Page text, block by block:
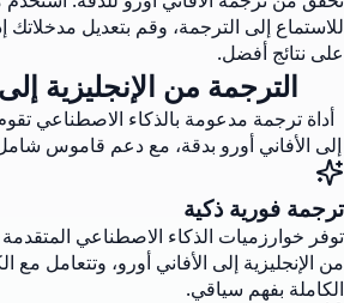
للاستماع إلى الترجمة، وقم بتعديل مدخلاتك
على نتائج أفضل.
الترجمة من الإنجليزية
أداة ترجمة مدعومة بالذكاء الاصطناعي
إلى الأفاني أورو بدقة، مع دعم قاموس
ترجمة فورية ذكية
توفر خوارزميات الذكاء الاصطناعي
من الإنجليزية إلى الأفاني أورو، وتتعامل مع
الكاملة بفهم سياقي.